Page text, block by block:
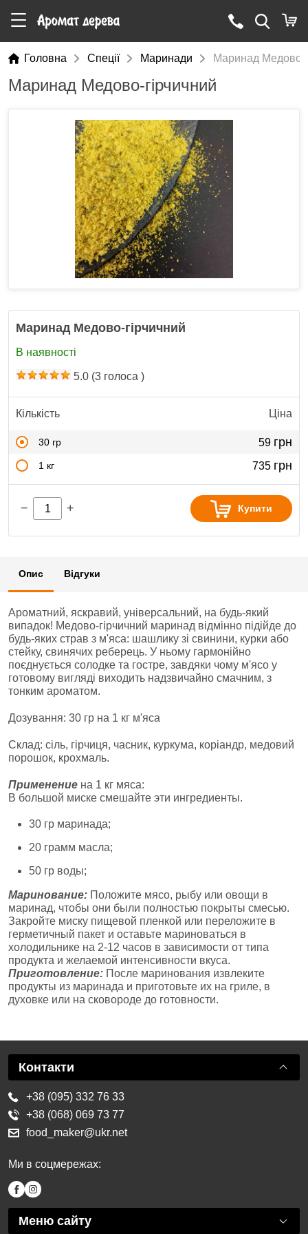
Головна Cпеції Маринади Маринад Медово-
Маринад Медово-гірчичний
Маринад Медово-гірчичний
В наявності
5.0 (3 голоса )
Кількість Ціна
30 гр 59 грн
1 кг 735 грн
− + Купити
Опис Відгуки
Ароматний, яскравий, універсальний, на будь-який
випадок! Медово-гірчичний маринад відмінно підійде до
будь-яких страв з м'яса: шашлику зі свинини, курки або
стейку, свинячих реберець. У ньому гармонійно
поєднується солодке та гостре, завдяки чому м'ясо у
готовому вигляді виходить надзвичайно смачним, з
тонким ароматом.
Дозування: 30 гр на 1 кг м'яса
Склад: сіль, гірчиця, часник, куркума, коріандр, медовий
порошок, крохмаль.
Применение на 1 кг мяса:
В большой миске смешайте эти ингредиенты.
30 гр маринада;
20 грамм масла;
50 гр воды;
Маринование: Положите мясо, рыбу или овощи в
маринад, чтобы они были полностью покрыты смесью.
Закройте миску пищевой пленкой или переложите в
герметичный пакет и оставьте мариноваться в
холодильнике на 2-12 часов в зависимости от типа
продукта и желаемой интенсивности вкуса.
Приготовление: После маринования извлеките
продукты из маринада и приготовьте их на гриле, в
духовке или на сковороде до готовности.
Меню сайту
Контакти
+38 (095) 332 76 33
+38 (068) 069 73 77
food_maker@ukr.net
Ми в соцмережах: